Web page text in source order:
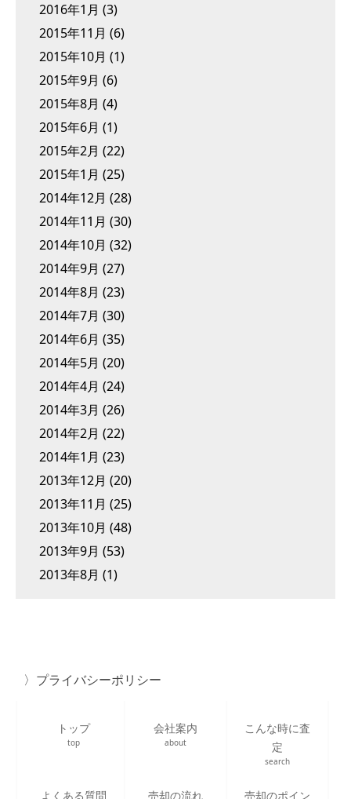
2016年1月 (3)
2015年11月 (6)
2015年10月 (1)
2015年9月 (6)
2015年8月 (4)
2015年6月 (1)
2015年2月 (22)
2015年1月 (25)
2014年12月 (28)
2014年11月 (30)
2014年10月 (32)
2014年9月 (27)
2014年8月 (23)
2014年7月 (30)
2014年6月 (35)
2014年5月 (20)
2014年4月 (24)
2014年3月 (26)
2014年2月 (22)
2014年1月 (23)
2013年12月 (20)
2013年11月 (25)
2013年10月 (48)
2013年9月 (53)
2013年8月 (1)
プライバシーポリシー
トップ
top
会社案内
about
こんな時に査
定
search
よくある質問 売却の流れ 売却のポイン